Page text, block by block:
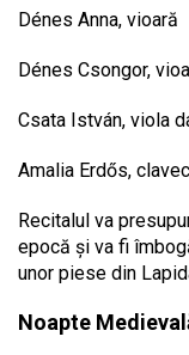
Dénes Anna, vioară
Dénes Csongor,
Csata István, viola
Amalia Erdős,
Recitalul va
epocă și va fi
unor piese din
Noapte